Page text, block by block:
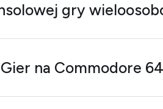
gry
na Commodore 64